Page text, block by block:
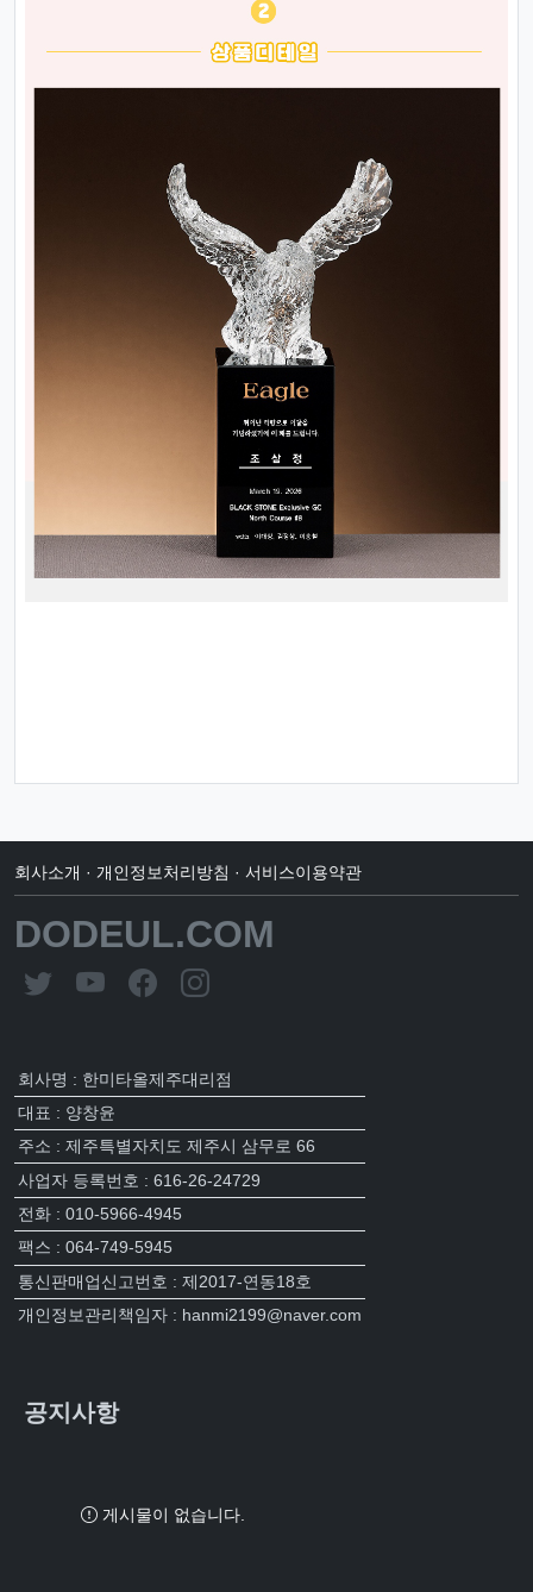
회사소개 · 개인정보처리방침 · 서비스이용약관
DODEUL.COM
회사명 : 한미타올제주대리점
대표 : 양창윤
주소 : 제주특별자치도 제주시 삼무로 66
사업자 등록번호 : 616-26-24729
전화 : 010-5966-4945
팩스 : 064-749-5945
통신판매업신고번호 : 제2017-연동18호
개인정보관리책임자 : hanmi2199@naver.com
공지사항
게시물이 없습니다.